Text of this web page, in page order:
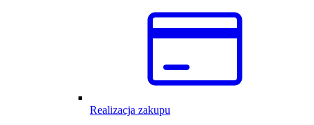
Realizacja zakupu